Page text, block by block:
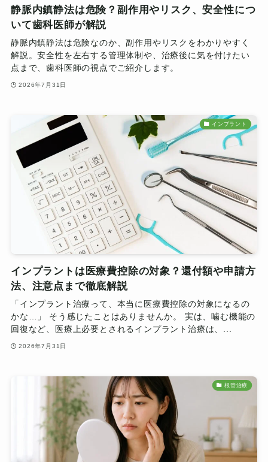
静脈内鎮静法は危険？副作用やリスク、安全性につ
いて歯科医師が解説
静脈内鎮静法は危険なのか、副作用やリスクをわかりやすく
解説。安全性を左右する管理体制や、治療後に気を付けたい
点まで、歯科医師の視点でご紹介します。
2026年7月31日
インプラント
インプラントは医療費控除の対象？還付額や申請方
法、注意点まで徹底解説
「インプラント治療って、本当に医療費控除の対象になるの
かな…」 そう感じたことはありませんか。 実は、噛む機能の
回復など、医療上必要とされるインプラント治療は、...
2026年7月31日
根管治療